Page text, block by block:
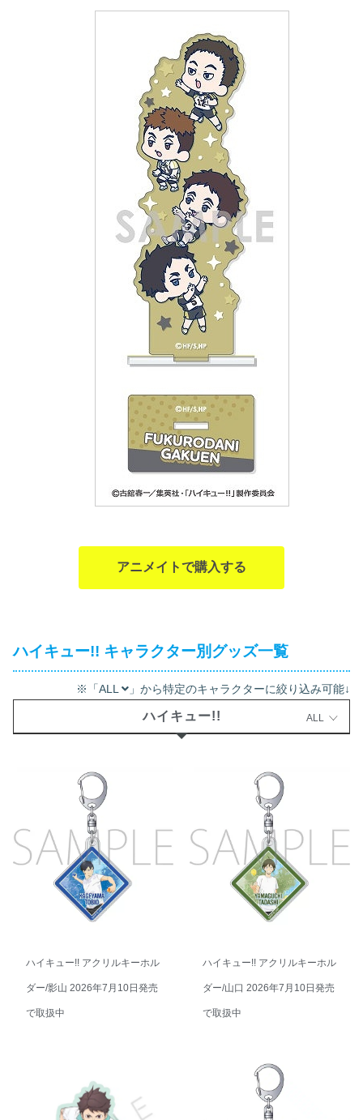
アニメイトで購入する
ハイキュー!! キャラクター別グッズ一覧
※「ALL 」から特定のキャラクターに絞り込み可能↓
ハイキュー!! ALL
ハイキュー!! アクリルキーホル
ダー/影山 2026年7月10日発売
で取扱中
ハイキュー!! アクリルキーホル
ダー/山口 2026年7月10日発売
で取扱中